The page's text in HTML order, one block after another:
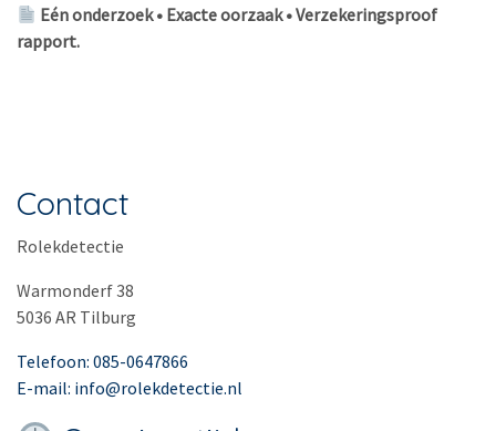
Eén onderzoek • Exacte oorzaak • Verzekeringsproof
rapport.
Contact
Rolekdetectie
Warmonderf 38
5036 AR Tilburg
Telefoon: 085-0647866
E-mail: info@rolekdetectie.nl